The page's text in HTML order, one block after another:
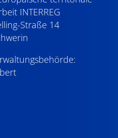
INTERREG
Straße 14